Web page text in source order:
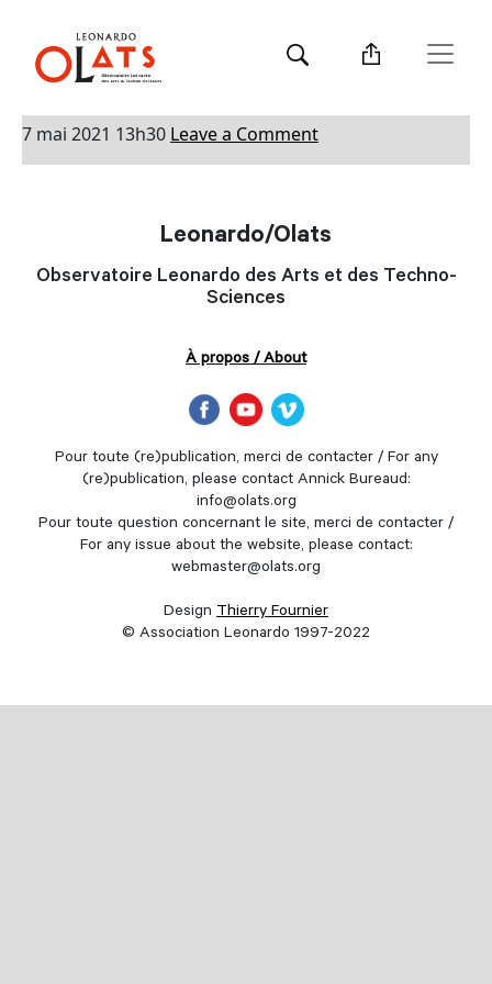
précurseurs
Pionniers et précurseurs
7 mai 2021 13h30 Leave a Comment
Leonardo/Olats
Observatoire Leonardo des Arts et des Techno-
Sciences
À propos / About
Pour toute (re)publication, merci de contacter / For any
(re)publication, please contact Annick Bureaud:
info@olats.org
Pour toute question concernant le site, merci de contacter /
For any issue about the website, please contact:
webmaster@olats.org
Design Thierry Fournier
© Association Leonardo 1997-2022